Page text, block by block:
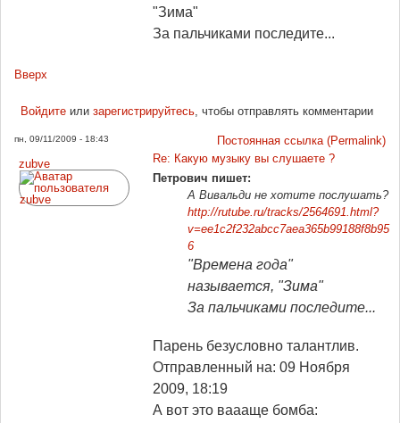
"Зима"
За пальчиками последите...
Вверх
Войдитеили зарегистрируйтесь, чтобы отправлять комментарии
пн, 09/11/2009 - 18:43
Постоянная ссылка (Permalink)
zubve
Re: Какую музыку вы слушаете ?
Петрович пишет:
А Вивальди не хотите послушать?
http://rutube.ru/tracks/2564691.html?
v=ee1c2f232abcc7aea365b99188f8b95
6
"Времена года"
называется, "Зима"
За пальчиками последите...
Парень безусловно талантлив.
Отправленный на: 09 Ноября
2009, 18:19
А вот это ваааще бомба: